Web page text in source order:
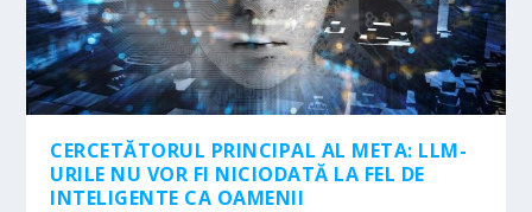
CINCI LEGI PENTRU CONTROLUL PUTERII
INTELIGENȚEI A...
CERCETĂTORUL PRINCIPAL AL META: LLM-
URILE NU VOR FI NICIODATĂ LA FEL DE
INTELIGENTE CA OAMENII